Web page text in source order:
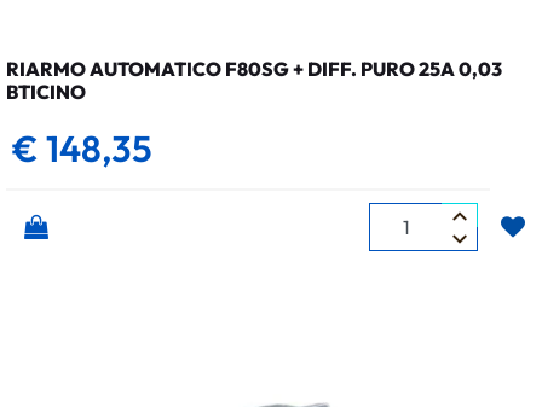
RIARMO AUTOMATICO F80SG + DIFF. PURO 25A 0,03
BTICINO
€ 148,35
Quantità